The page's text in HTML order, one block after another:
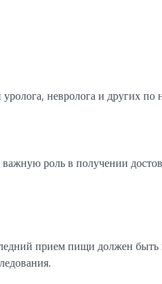
невролога и других по
роль в получении
прием пищи должен быть